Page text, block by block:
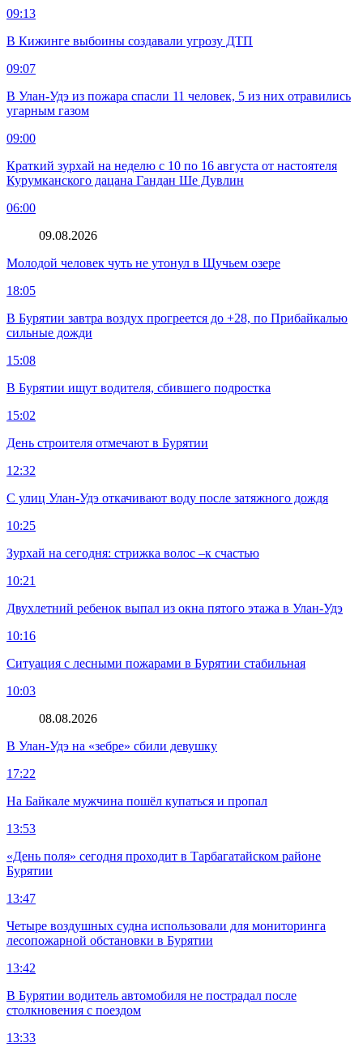
09:13
В Кижинге выбоины создавали угрозу ДТП
09:07
В Улан-Удэ из пожара спасли 11 человек, 5 из них отравились
угарным газом
09:00
Краткий зурхай на неделю с 10 по 16 августа от настоятеля
Курумканского дацана Гандан Ше Дувлин
06:00
09.08.2026
Молодой человек чуть не утонул в Щучьем озере
18:05
В Бурятии завтра воздух прогреется до +28, по Прибайкалью
сильные дожди
15:08
В Бурятии ищут водителя, сбившего подростка
15:02
День строителя отмечают в Бурятии
12:32
С улиц Улан-Удэ откачивают воду после затяжного дождя
10:25
Зурхай на сегодня: стрижка волос –к счастью
10:21
Двухлетний ребенок выпал из окна пятого этажа в Улан-Удэ
10:16
Ситуация с лесными пожарами в Бурятии стабильная
10:03
08.08.2026
В Улан-Удэ на «зебре» сбили девушку
17:22
На Байкале мужчина пошёл купаться и пропал
13:53
«День поля» сегодня проходит в Тарбагатайском районе
Бурятии
13:47
Четыре воздушных судна использовали для мониторинга
лесопожарной обстановки в Бурятии
13:42
В Бурятии водитель автомобиля не пострадал после
столкновения с поездом
13:33